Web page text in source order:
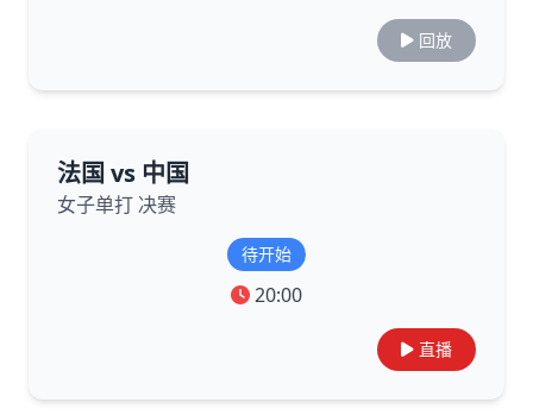
回放
法国 vs 中国
女子单打 决赛
待开始
20:00
直播